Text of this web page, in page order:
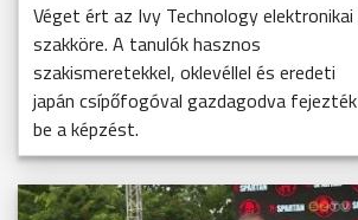
Véget ért az Ivy Technology elektronikai
szakköre. A tanulók hasznos
szakismeretekkel, oklevéllel és eredeti
japán csípőfogóval gazdagodva fejezték
be a képzést.